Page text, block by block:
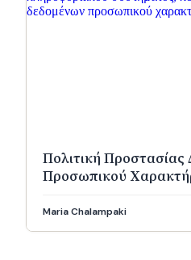
Πολιτική Προστασίας
Προσωπικού
Maria Chalampaki